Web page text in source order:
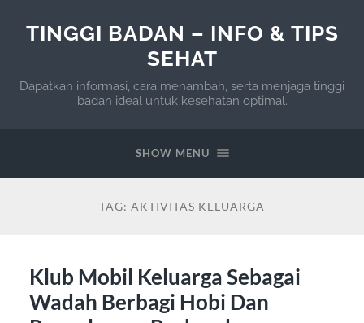
TINGGI BADAN – INFO & TIPS
SEHAT
Dapatkan informasi, cara menambah, serta menjaga tinggi
badan ideal untuk kesehatan optimal.
SHOW MENU
TAG: AKTIVITAS KELUARGA
Klub Mobil Keluarga Sebagai
Wadah Berbagi Hobi Dan